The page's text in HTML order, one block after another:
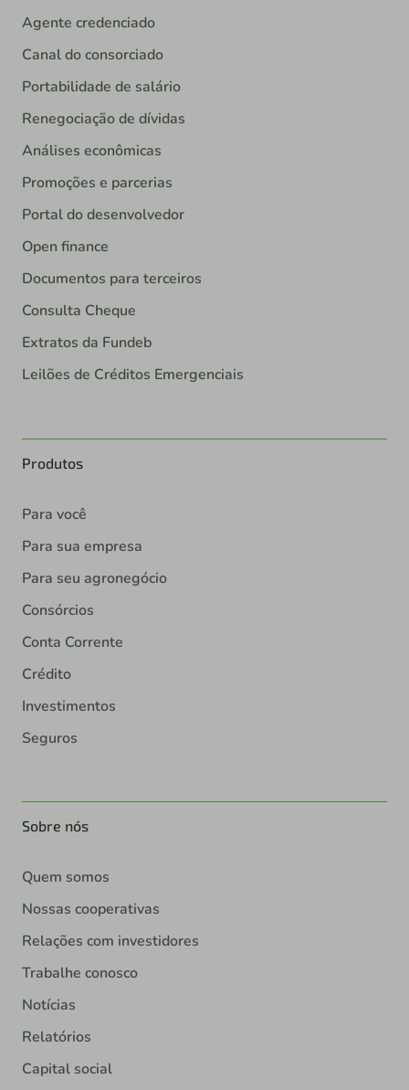
Agente credenciado
Canal do consorciado
Portabilidade de salário
Renegociação de dívidas
Análises econômicas
Promoções e parcerias
Portal do desenvolvedor
Open finance
Documentos para terceiros
Consulta Cheque
Extratos da Fundeb
Leilões de Créditos Emergenciais
Produtos
Para você
Para sua empresa
Para seu agronegócio
Consórcios
Conta Corrente
Crédito
Investimentos
Seguros
Sobre nós
Quem somos
Nossas cooperativas
Relações com investidores
Trabalhe conosco
Notícias
Relatórios
Capital social